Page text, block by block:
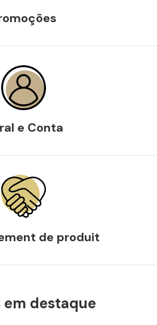
e Conta
de produit
em destaque